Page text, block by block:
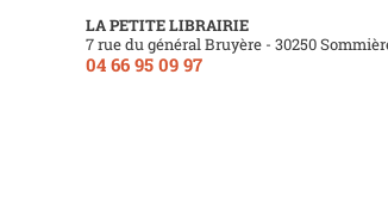
LA PETITE LIBRAIRIE
7 rue du général Bruyère - 30250
04 66 95 09 97